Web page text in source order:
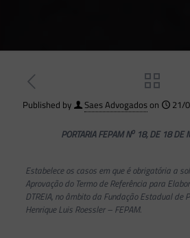
Published by Saes Advogadoson 21/
PORTARIA FEPAM No18, DE 18 DE
Estabelece os casos em que é obrigatória a
Aprovação do Termo de Referência para
DTREIA, no âmbito da Fundação Estadual de
Henrique Luis Roessler – FEPAM.